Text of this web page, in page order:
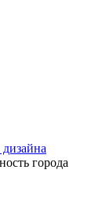
города